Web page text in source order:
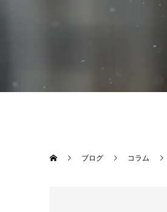
ブログ コラム